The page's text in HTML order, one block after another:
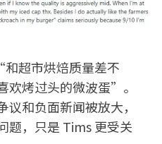
超市烘焙质量差不
烤过头的微波蛋”。
和负面新闻被放大，
题，只是 Tims 更受关